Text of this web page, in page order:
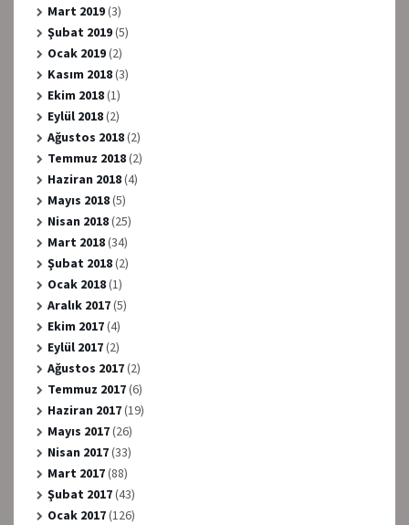
Mart 2019(3)
Şubat 2019(5)
Ocak 2019(2)
Kasım 2018(3)
Ekim 2018(1)
Eylül 2018(2)
Ağustos 2018(2)
Temmuz 2018(2)
Haziran 2018(4)
Mayıs 2018(5)
Nisan 2018(25)
Mart 2018(34)
Şubat 2018(2)
Ocak 2018(1)
Aralık 2017(5)
Ekim 2017(4)
Eylül 2017(2)
Ağustos 2017(2)
Temmuz 2017(6)
Haziran 2017(19)
Mayıs 2017(26)
Nisan 2017(33)
Mart 2017(88)
Şubat 2017(43)
Ocak 2017(126)